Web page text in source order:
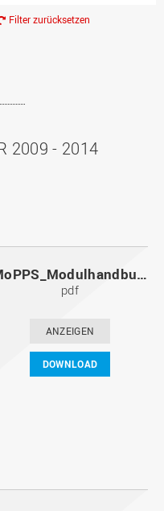
Filter zurücksetzen
2009 - 2014
MoPPS_Modulhandbuch_20140601.pdf
pdf
ANZEIGEN
DOWNLOAD